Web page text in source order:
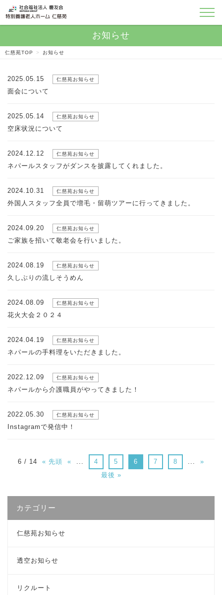
仁慈苑TOP > お知らせ
2025.05.15 仁慈苑お知らせ
面会について
2025.05.14 仁慈苑お知らせ
空床状況について
2024.12.12 仁慈苑お知らせ
ネパールスタッフがダンスを披露してくれました。
2024.10.31 仁慈苑お知らせ
外国人スタッフ全員で増毛・留萌ツアーに行ってきました。
2024.09.20 仁慈苑お知らせ
ご家族を招いて敬老会を行いました。
2024.08.19 仁慈苑お知らせ
久しぶりの流しそうめん
2024.08.09 仁慈苑お知らせ
花火大会２０２４
2024.04.19 仁慈苑お知らせ
ネパールの手料理をいただきました。
2022.12.09 仁慈苑お知らせ
ネパールから介護職員がやってきました！
2022.05.30 仁慈苑お知らせ
Instagramで発信中！
6 / 14 « 先頭 « ... 4 5 6 7 8 ...
»
最後 »
カテゴリー
仁慈苑お知らせ
透空お知らせ
リクルート